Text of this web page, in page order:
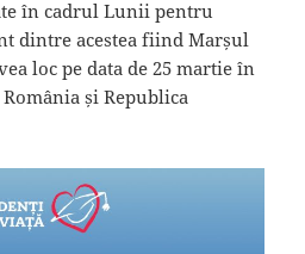
în cadrul Lunii pentru
dintre acestea fiind Marșul
loc pe data de 25 martie în
și Republica